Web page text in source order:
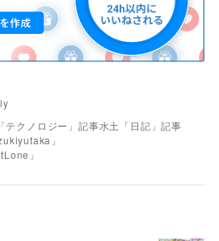
テクノロジー」記事水土「日記」記事
」
」